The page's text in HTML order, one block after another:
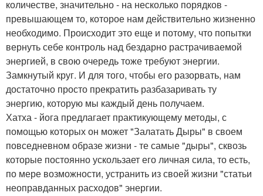
количестве, значительно - на несколько порядков -
превышающем то, которое нам действительно жизненно
необходимо. Происходит это еще и потому, что попытки
вернуть себе контроль над бездарно растрачиваемой
энергией, в свою очередь тоже требуют энергии.
Замкнутый круг. И для того, чтобы его разорвать, нам
достаточно просто прекратить разбазаривать ту
энергию, которую мы каждый день получаем.
Хатха - йога предлагает практикующему методы, с
помощью которых он может "Залатать Дыры" в своем
повседневном образе жизни - те самые "дыры", сквозь
которые постоянно ускользает его личная сила, то есть,
по мере возможности, устранить из своей жизни "статьи
неоправданных расходов" энергии.